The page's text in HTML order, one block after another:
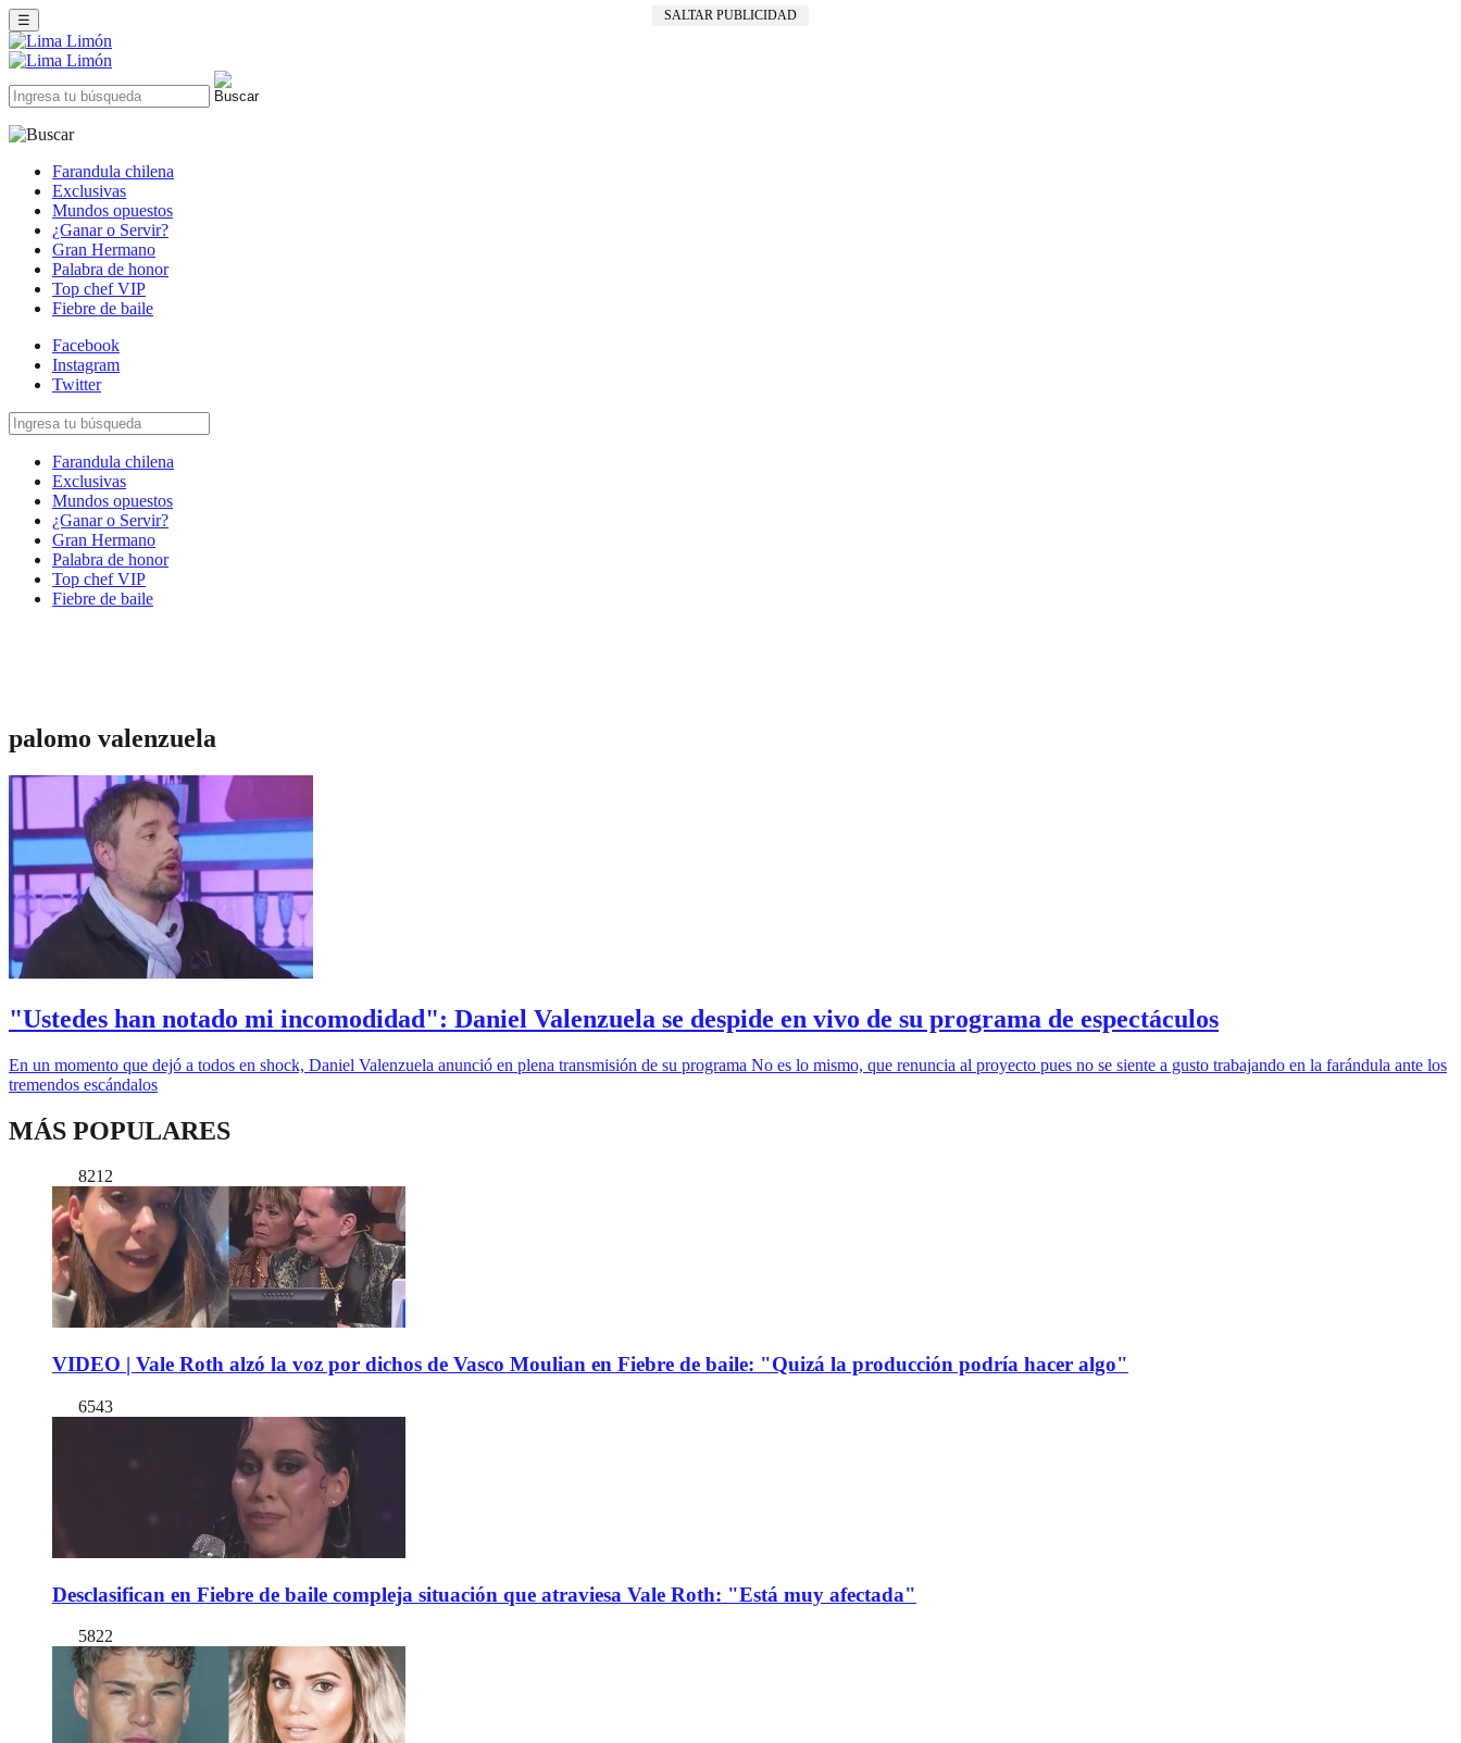
SALTAR PUBLICIDAD
☰
Farandula chilena
Exclusivas
Mundos opuestos
¿Ganar o Servir?
Gran Hermano
Palabra de honor
Top chef VIP
Fiebre de baile
Facebook
Instagram
Twitter
Farandula chilena
Exclusivas
Mundos opuestos
¿Ganar o Servir?
Gran Hermano
Palabra de honor
Top chef VIP
Fiebre de baile
palomo valenzuela
"Ustedes han notado mi incomodidad": Daniel Valenzuela se despide en vivo de su programa de espectáculos
En un momento que dejó a todos en shock, Daniel Valenzuela anunció en plena transmisión de su programa No es lo mismo, que renuncia al proyecto pues no se siente a gusto trabajando en la farándula ante los
tremendos escándalos
MÁS POPULARES
8212
VIDEO | Vale Roth alzó la voz por dichos de Vasco Moulian en Fiebre de baile: "Quizá la producción podría hacer algo"
6543
Desclasifican en Fiebre de baile compleja situación que atraviesa Vale Roth: "Está muy afectada"
5822